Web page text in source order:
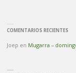
COMENTARIOS RECIENTES
Joep en Mugarra –